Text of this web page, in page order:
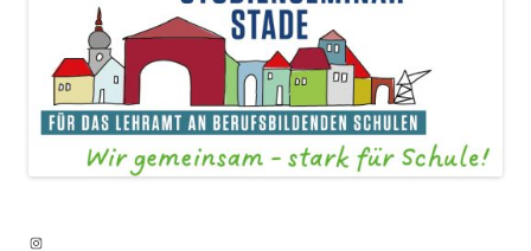
Instagram